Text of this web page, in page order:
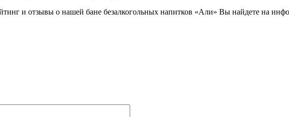
и отзывы о нашей бане безалкогольных напитков «Али» Вы найдете на